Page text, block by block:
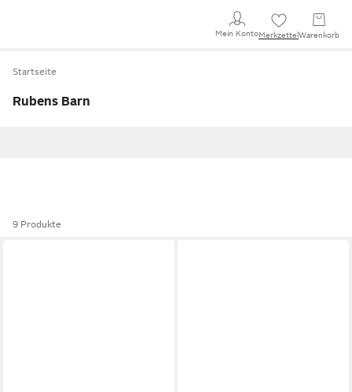
Mein KontoMerkzettel Warenkorb
Startseite
Rubens Barn
9 Produkte